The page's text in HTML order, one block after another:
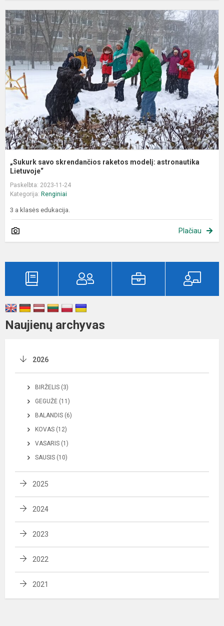
„Sukurk savo skrendančios raketos modelį: astronautika
Lietuvoje“
Paskelbta: 2023-11-24
Kategorija: Renginiai
3 a klasės edukacija.
Plačiau
Naujienų archyvas
2026
BIRŽELIS (3)
GEGUŽĖ (11)
BALANDIS (6)
KOVAS (12)
VASARIS (1)
SAUSIS (10)
2025
2024
2023
2022
2021